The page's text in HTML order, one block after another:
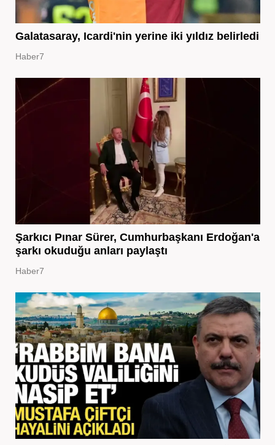
Galatasaray, Icardi'nin yerine iki yıldız belirledi
Haber7
Şarkıcı Pınar Sürer, Cumhurbaşkanı Erdoğan'a
şarkı okuduğu anları paylaştı
Haber7